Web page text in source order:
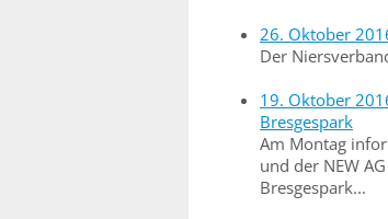
26. Oktober
Der
19. Oktober
Bresgespark
Am Montag
und der NEW
Bresgespark...